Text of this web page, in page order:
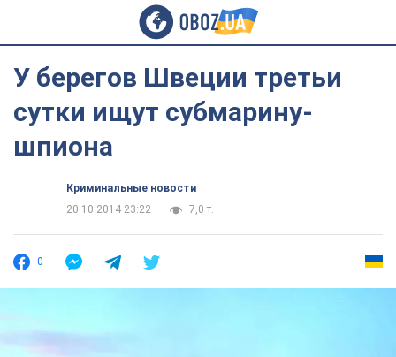
У берегов Швеции третьи
сутки ищут субмарину-
шпиона
Криминальные новости
20.10.2014 23:22
7,0 т.
0